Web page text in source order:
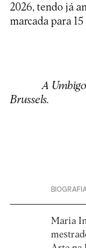
2026, tendo já
marcada para
A
Brussels.
Maria